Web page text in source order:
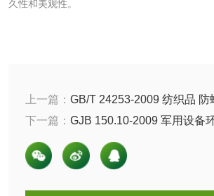
久性和美观性。
上一篇： GB/T 24253-2009 纺织品 防
准，检测标准以及试验方法
下一篇： GJB 150.10-2009 军用设备
菌试验，实验菌种以及试验方法
工业乳状氢氧化钙
检测
碳酸钙检测